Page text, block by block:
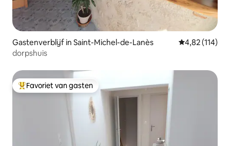
Gastenverblijf in Saint-Michel-de-Lanès Gemiddelde
4,82 (114)
dorpshuis
Topfavoriet van gasten
Favoriet van gasten